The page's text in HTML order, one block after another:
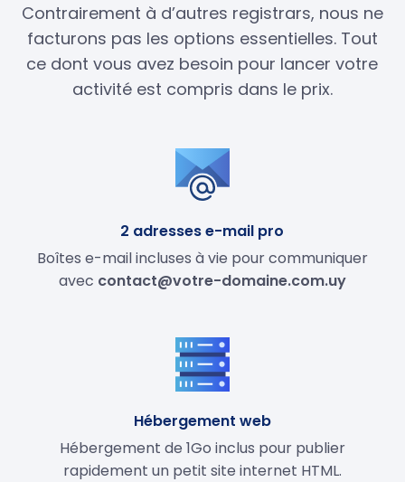
Contrairement à d’autres registrars, nous ne
facturons pas les options essentielles. Tout
ce dont vous avez besoin pour lancer votre
activité est compris dans le prix.
2 adresses e-mail pro
Boîtes e-mail incluses à vie pour communiquer
avec contact@votre-domaine.com.uy
Hébergement web
Hébergement de 1Go inclus pour publier
rapidement un petit site internet HTML.